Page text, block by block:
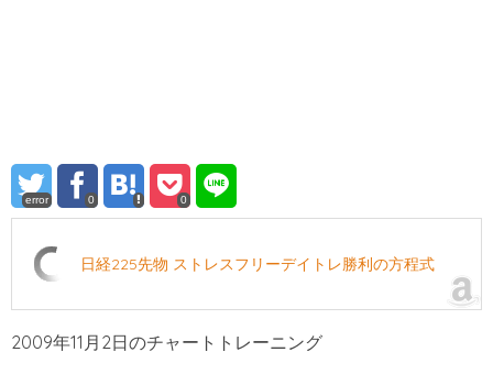
error 0 0
日経225先物 ストレスフリーデイトレ勝利の方程式
2009年11月2日のチャートトレーニング